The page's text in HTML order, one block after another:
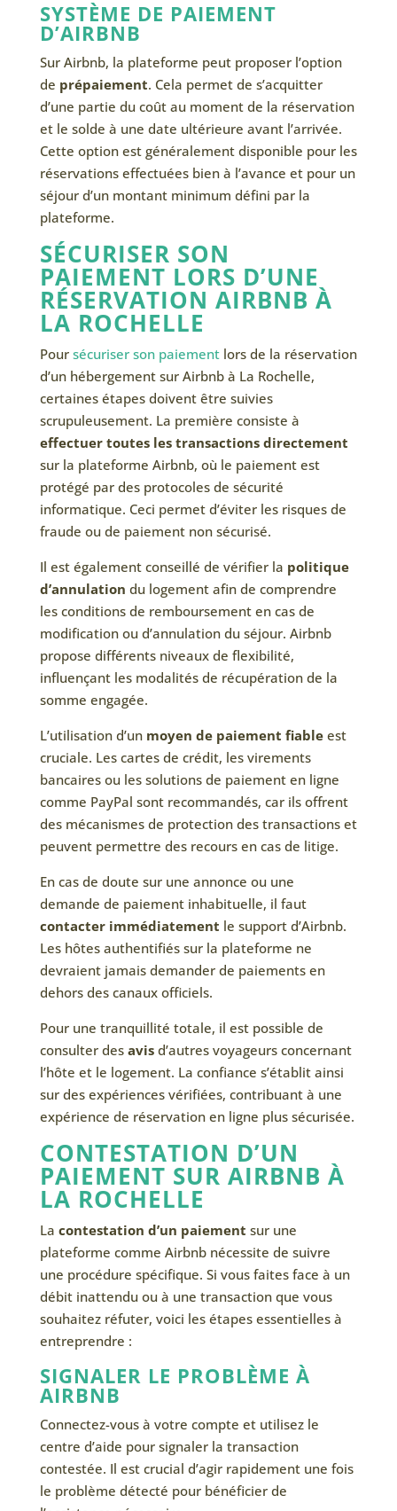
SYSTÈME DE PAIEMENT
D’AIRBNB
Sur Airbnb, la plateforme peut proposer l’option
de prépaiement. Cela permet de s’acquitter
d’une partie du coût au moment de la réservation
et le solde à une date ultérieure avant l’arrivée.
Cette option est généralement disponible pour les
réservations effectuées bien à l’avance et pour un
séjour d’un montant minimum défini par la
plateforme.
SÉCURISER SON
PAIEMENT LORS D’UNE
RÉSERVATION AIRBNB À
LA ROCHELLE
Pour sécuriser son paiementlors de la réservation
d’un hébergement sur Airbnb à La Rochelle,
certaines étapes doivent être suivies
scrupuleusement. La première consiste à
effectuer toutes les transactions directement
sur la plateforme Airbnb, où le paiement est
protégé par des protocoles de sécurité
informatique. Ceci permet d’éviter les risques de
fraude ou de paiement non sécurisé.
Il est également conseillé de vérifier la politique
d’annulation du logement afin de comprendre
les conditions de remboursement en cas de
modification ou d’annulation du séjour. Airbnb
propose différents niveaux de flexibilité,
influençant les modalités de récupération de la
somme engagée.
L’utilisation d’un moyen de paiement fiableest
cruciale. Les cartes de crédit, les virements
bancaires ou les solutions de paiement en ligne
comme PayPal sont recommandés, car ils offrent
des mécanismes de protection des transactions et
peuvent permettre des recours en cas de litige.
En cas de doute sur une annonce ou une
demande de paiement inhabituelle, il faut
contacter immédiatement le support d’Airbnb.
Les hôtes authentifiés sur la plateforme ne
devraient jamais demander de paiements en
dehors des canaux officiels.
Pour une tranquillité totale, il est possible de
consulter des avisd’autres voyageurs concernant
l’hôte et le logement. La confiance s’établit ainsi
sur des expériences vérifiées, contribuant à une
expérience de réservation en ligne plus sécurisée.
CONTESTATION D’UN
PAIEMENT SUR AIRBNB À
LA ROCHELLE
La contestation d’un paiement sur une
plateforme comme Airbnb nécessite de suivre
une procédure spécifique. Si vous faites face à un
débit inattendu ou à une transaction que vous
souhaitez réfuter, voici les étapes essentielles à
entreprendre :
SIGNALER LE PROBLÈME À
AIRBNB
Connectez-vous à votre compte et utilisez le
centre d’aide pour signaler la transaction
contestée. Il est crucial d’agir rapidement une fois
le problème détecté pour bénéficier de